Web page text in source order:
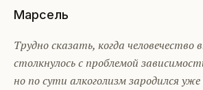
Марсель
Трудно сказать, когда человечество
столкнулось с проблемой
но по сути алкоголизм зародился